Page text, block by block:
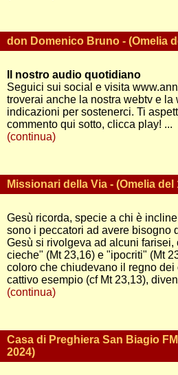
don Domenico Bruno - (Omelia
Il nostro audio quotidiano
Seguici sui social e visita
troverai anche la nostra webtv e la
indicazioni per sostenerci. Ti
commento qui sotto, clicca play! ...
(continua)
Missionari della Via - (Omelia del
Gesù ricorda, specie a chi è
sono i peccatori ad avere bisogno
Gesù si rivolgeva ad alcuni
cieche" (Mt 23,16) e "ipocriti" (Mt
coloro che chiudevano il regno
cattivo esempio (cf Mt 23,13),
(continua)
Casa di Preghiera San Biagio
2024)